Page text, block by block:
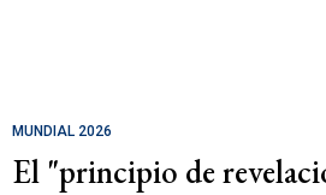
MUNDIAL 2026
El "principio de